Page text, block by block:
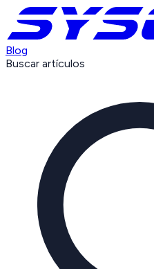
Blog
Buscar artículos